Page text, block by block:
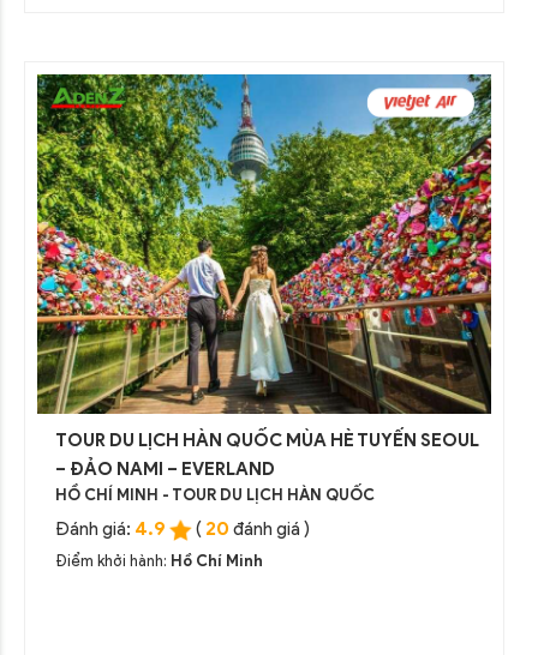
TOUR DU LỊCH HÀN QUỐC MÙA HÈ TUYẾN SEOUL
– ĐẢO NAMI – EVERLAND
HỒ CHÍ MINH - TOUR DU LỊCH HÀN QUỐC
Đánh giá: 4.9 ( 20 đánh giá )
Điểm khởi hành: Hồ Chí Minh